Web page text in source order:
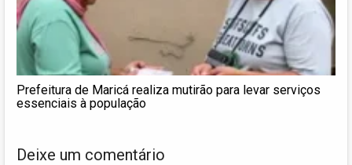
Prefeitura de Maricá realiza mutirão para levar serviços
essenciais à população
Deixe um comentário